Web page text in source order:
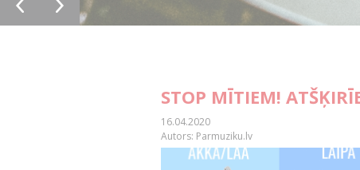
STOP MĪTIEM!
16.04.2020
Autors: Parmuziku.lv